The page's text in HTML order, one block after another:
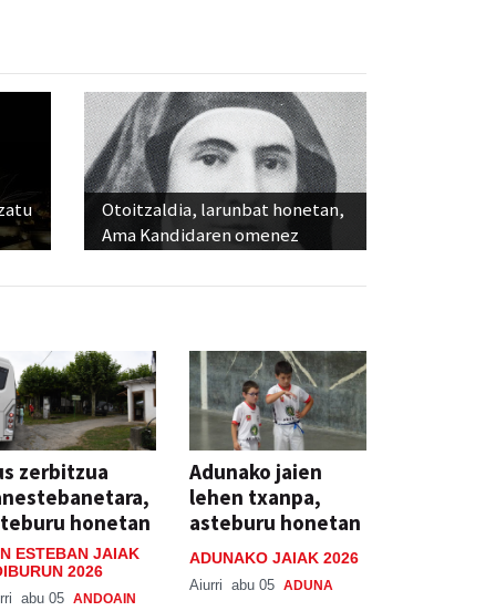
Otoitzaldia, larunbat honetan,
Ama Kandidaren omenez
zerbitzua
honetan
ESTEBAN JAIAK
2026
abu 05 ANDOAIN
Adunako jaien
lehen txanpa,
asteburu honetan
ADUNAKO JAIAK 2026
Aiurri abu 05 ADUNA